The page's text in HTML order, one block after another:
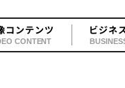
コンテンツ
CONTENT
ビジネ